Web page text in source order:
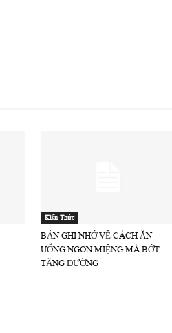
Kiến Thức
BẢN GHI NHỚ VỀ CÁCH ĂN
UỐNG NGON MIỆNG MÀ BỚT
TĂNG ĐƯỜNG